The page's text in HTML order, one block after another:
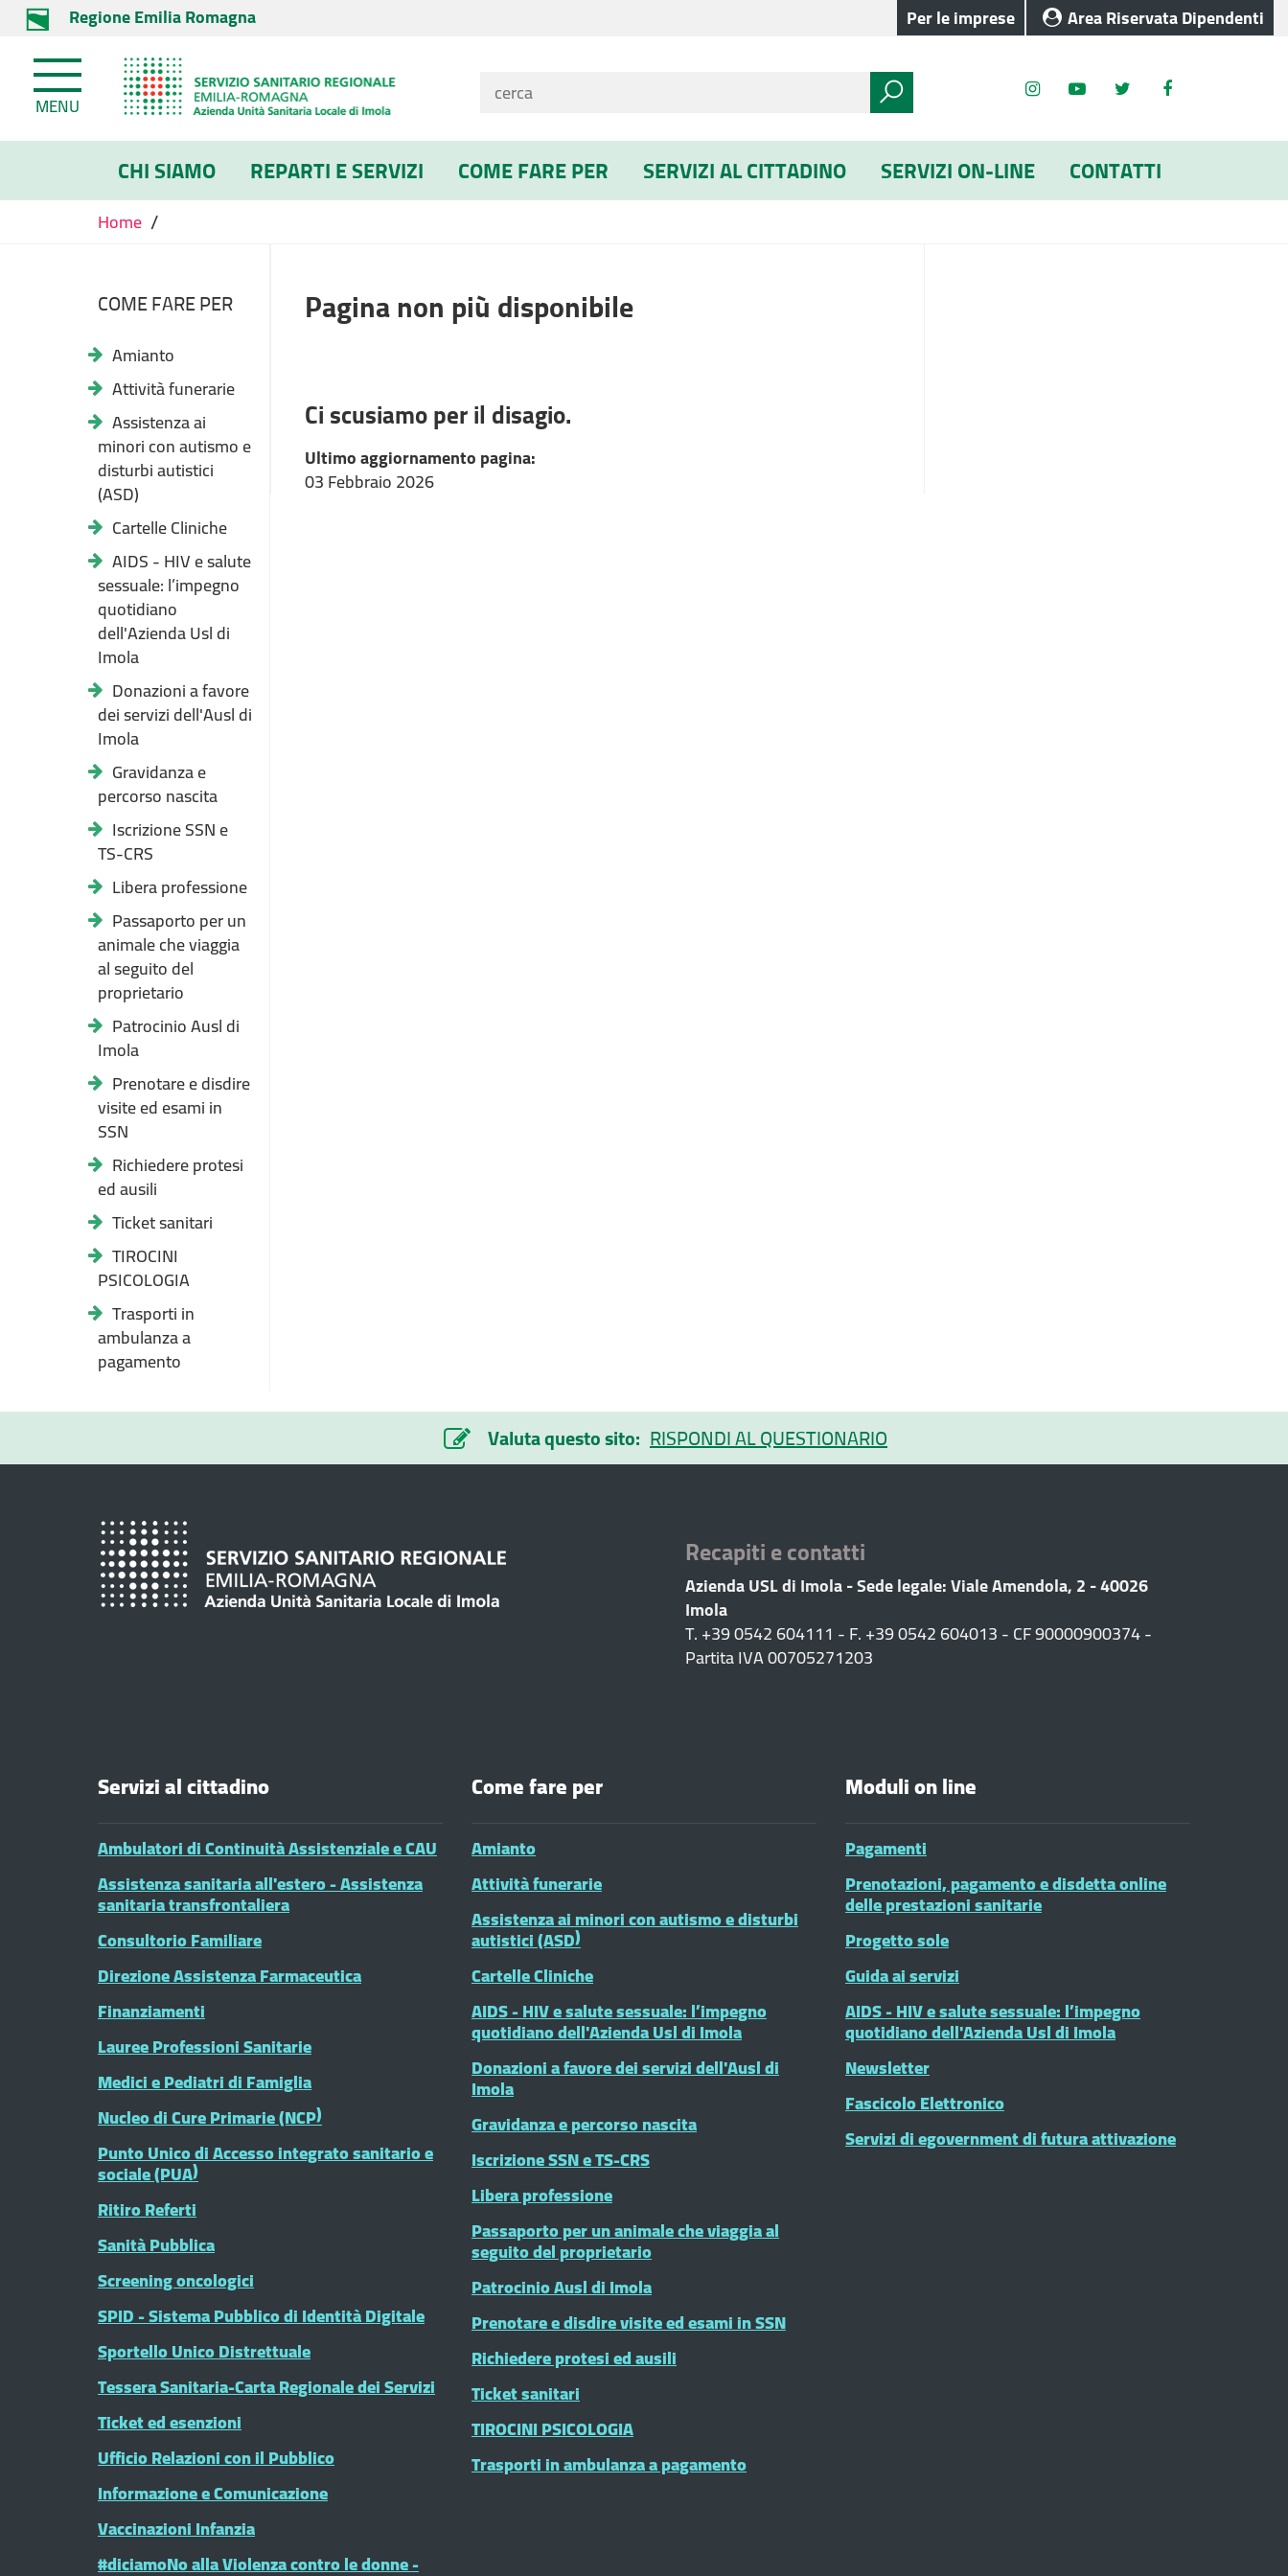
Regione Emilia Romagna Per le imprese Area Riservata Dipendenti
MENU
CHI SIAMO REPARTI E SERVIZI COME FARE PER SERVIZI AL CITTADINO SERVIZI ON-LINE CONTATTI
Home /
COME FARE PER
Amianto
Attività funerarie
Assistenza ai
minori con autismo e
disturbi autistici
(ASD)
Cartelle Cliniche
AIDS - HIV e salute
sessuale: l’impegno
quotidiano
dell'Azienda Usl di
Imola
Donazioni a favore
dei servizi dell'Ausl di
Imola
Gravidanza e
percorso nascita
Iscrizione SSN e
TS-CRS
Libera professione
Passaporto per un
animale che viaggia
al seguito del
proprietario
Patrocinio Ausl di
Imola
Prenotare e disdire
visite ed esami in
SSN
Richiedere protesi
ed ausili
Ticket sanitari
TIROCINI
PSICOLOGIA
Trasporti in
ambulanza a
pagamento
Pagina non più disponibile
Ci scusiamo per il disagio.
Ultimo aggiornamento pagina:
03 Febbraio 2026
Valuta questo sito: RISPONDI AL QUESTIONARIO
Recapiti e contatti
Azienda USL di Imola - Sede legale: Viale Amendola, 2 - 40026
Imola
T. +39 0542 604111 - F. +39 0542 604013 - CF 90000900374 -
Partita IVA 00705271203
Servizi al cittadino
Ambulatori di Continuità Assistenziale e CAU
Assistenza sanitaria all'estero - Assistenza
sanitaria transfrontaliera
Consultorio Familiare
Direzione Assistenza Farmaceutica
Finanziamenti
Lauree Professioni Sanitarie
Medici e Pediatri di Famiglia
Nucleo di Cure Primarie (NCP)
Punto Unico di Accesso integrato sanitario e
sociale (PUA)
Ritiro Referti
Sanità Pubblica
Screening oncologici
SPID - Sistema Pubblico di Identità Digitale
Sportello Unico Distrettuale
Tessera Sanitaria-Carta Regionale dei Servizi
Ticket ed esenzioni
Ufficio Relazioni con il Pubblico
Informazione e Comunicazione
Vaccinazioni Infanzia
#diciamoNo alla Violenza contro le donne -
Come fare per
Amianto
Attività funerarie
Assistenza ai minori con autismo e disturbi
autistici (ASD)
Cartelle Cliniche
AIDS - HIV e salute sessuale: l’impegno
quotidiano dell'Azienda Usl di Imola
Donazioni a favore dei servizi dell'Ausl di
Imola
Gravidanza e percorso nascita
Iscrizione SSN e TS-CRS
Libera professione
Passaporto per un animale che viaggia al
seguito del proprietario
Patrocinio Ausl di Imola
Prenotare e disdire visite ed esami in SSN
Richiedere protesi ed ausili
Ticket sanitari
TIROCINI PSICOLOGIA
Trasporti in ambulanza a pagamento
Moduli on line
Pagamenti
Prenotazioni, pagamento e disdetta online
delle prestazioni sanitarie
Progetto sole
Guida ai servizi
AIDS - HIV e salute sessuale: l’impegno
quotidiano dell'Azienda Usl di Imola
Newsletter
Fascicolo Elettronico
Servizi di egovernment di futura attivazione